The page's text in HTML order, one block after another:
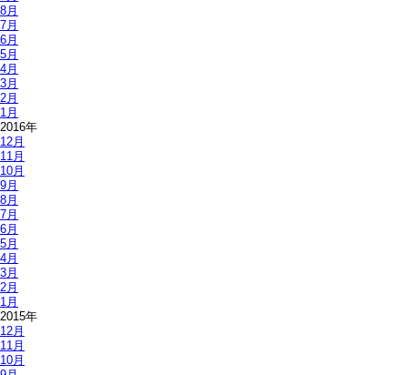
8月
7月
6月
5月
4月
3月
2月
1月
2016年
12月
11月
10月
9月
8月
7月
6月
5月
4月
3月
2月
1月
2015年
12月
11月
10月